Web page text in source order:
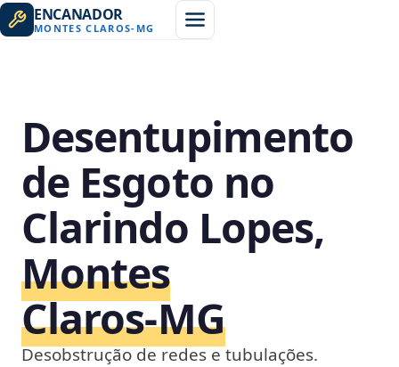
ENCANADOR
MONTES CLAROS- MG
Desentupimento
de Esgoto no
Clarindo Lopes,
Montes
Claros‑MG
Desobstrução de redes e tubulações.